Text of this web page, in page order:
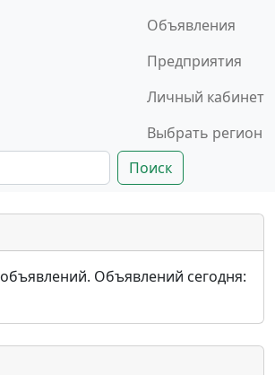
Объявления
Предприятия
Личный кабинет
Выбрать регион
Поиск
объявлений. Объявлений сегодня: